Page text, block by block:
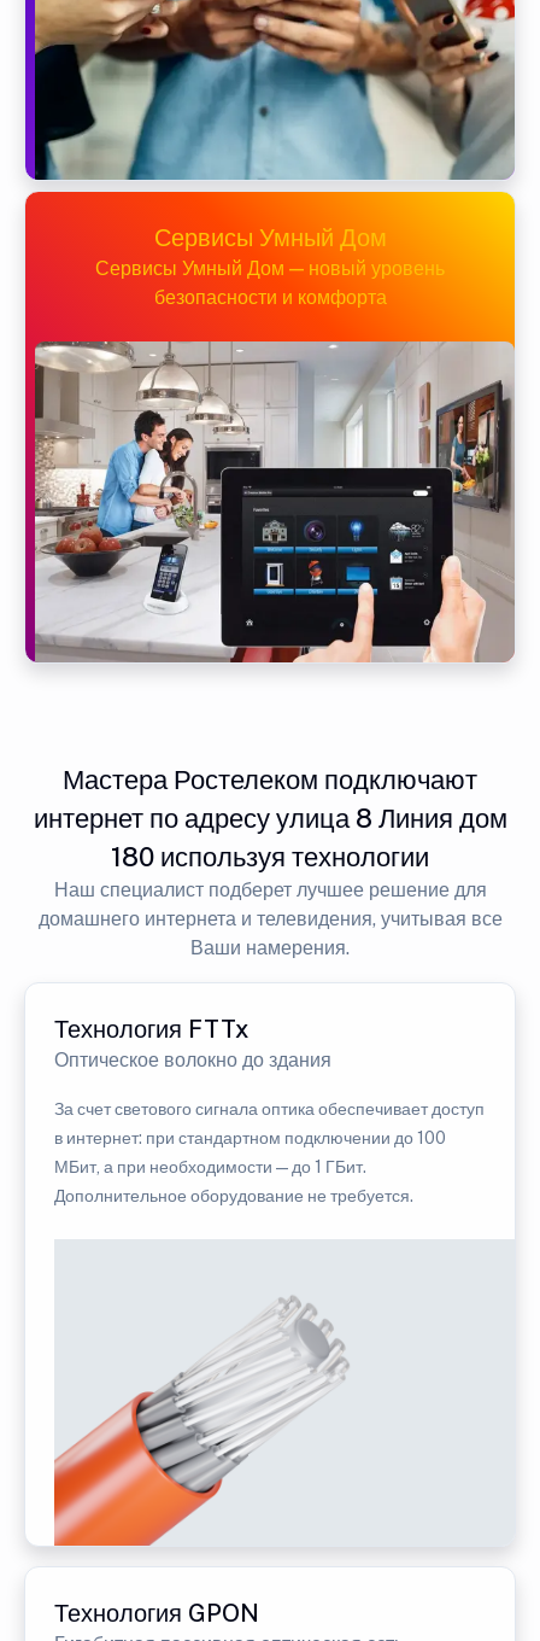
Сервисы Умный Дом
Сервисы Умный Дом — новый уровень
безопасности и комфорта
Мастера Ростелеком подключают
интернет по адресу улица 8 Линия дом
180 используя технологии
Наш специалист подберет лучшее решение для
домашнего интернета и телевидения, учитывая все
Ваши намерения.
Технология FTTx
Оптическое волокно до здания
За счет светового сигнала оптика обеспечивает доступ
в интернет: при стандартном подключении до 100
МБит, а при необходимости — до 1 ГБит.
Дополнительное оборудование не требуется.
Технология GPON